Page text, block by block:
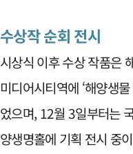
수상작 순회 전시
시상식 이후 수상 작품은
미디어시티역에 ‘해양생
었으며, 12월 3일부터는
양생명홀에 기획 전시 중